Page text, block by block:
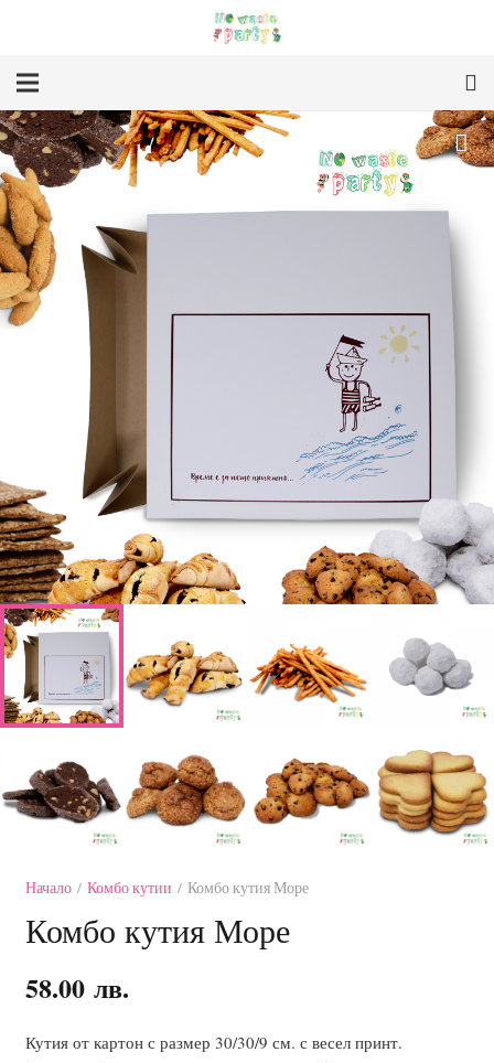
Начало/ Комбо кутии / Комбо кутия Море
Комбо кутия Море
58.00 лв.
Кутия от картон с размер 30/30/9 см. с весел принт.